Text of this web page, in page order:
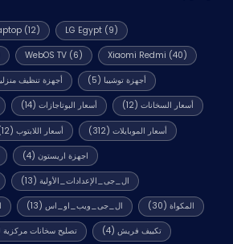
(12) LG Egypt(9)
WebOS TV(6) Xiaomi Redmi (40)
أجهزة تنظيف أجهزة توشيبا (5)
أسعار البوتاجازات (14) أسعار السخانات (12)
أسعار اللابتوب (12) أسعار الموبايلات (312)
اجهزة اريستون (4)
ال_جى_الإعدادات_الأولية (13)
ال_جى_ويب_او_اس (13) المكواة (30)
تصليح سخانات مركزية تكييف فريش (4)